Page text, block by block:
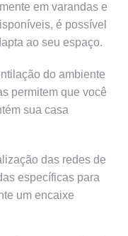
em varandas e
é possível
ao seu espaço.
do ambiente
permitem que você
sua casa
das redes de
específicas para
um encaixe